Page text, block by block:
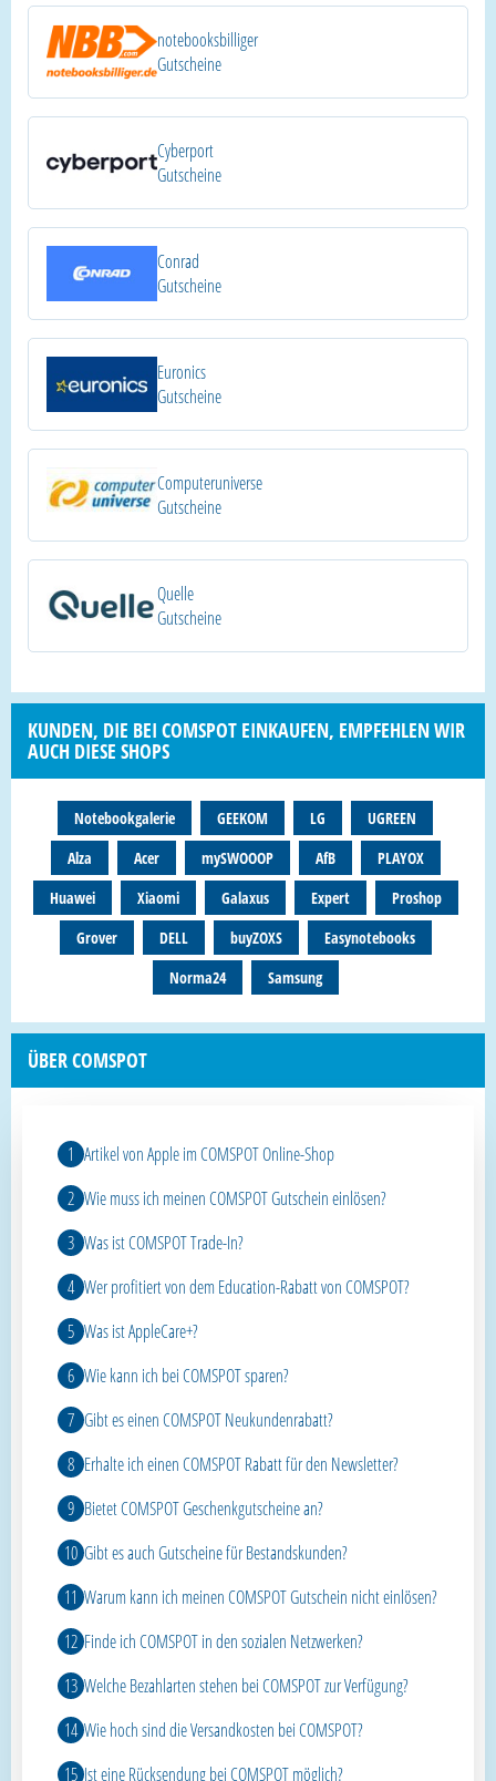
notebooksbilliger
Gutscheine
Cyberport
Gutscheine
Conrad
Gutscheine
Euronics
Gutscheine
Computeruniverse
Gutscheine
Quelle
Gutscheine
KUNDEN, DIE BEI COMSPOT EINKAUFEN, EMPFEHLEN WIR
AUCH DIESE SHOPS
Notebookgalerie GEEKOM LG
UGREEN
Alza
Acer mySWOOOP AfB
PLAYOX
Huawei
Xiaomi Galaxus Expert
Proshop
Grover
DELL buyZOXS
Easynotebooks
Norma24
Samsung
ÜBER COMSPOT
Artikel von Apple im COMSPOT Online-Shop
Wie muss ich meinen COMSPOT Gutschein einlösen?
Was ist COMSPOT Trade-In?
Wer profitiert von dem Education-Rabatt von COMSPOT?
Was ist AppleCare+?
Wie kann ich bei COMSPOT sparen?
Gibt es einen COMSPOT Neukundenrabatt?
Erhalte ich einen COMSPOT Rabatt für den Newsletter?
Bietet COMSPOT Geschenkgutscheine an?
Gibt es auch Gutscheine für Bestandskunden?
Warum kann ich meinen COMSPOT Gutschein nicht einlösen?
Finde ich COMSPOT in den sozialen Netzwerken?
Welche Bezahlarten stehen bei COMSPOT zur Verfügung?
Wie hoch sind die Versandkosten bei COMSPOT?
Ist eine Rücksendung bei COMSPOT möglich?